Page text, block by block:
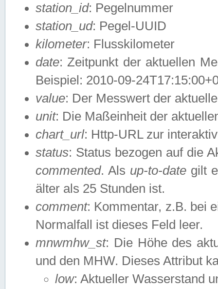
station_id: Pegelnummer
station_ud: Pegel-UUID
kilometer: Flusskilometer
date: Zeitpunkt der aktuellen
Beispiel: 2010-09-
value: Der Messwert der
unit: Die Maßeinheit der
chart_url: Http-URL zur
status: Status bezogen auf die
commented. Als up-to-date gilt
älter als 25 Stunden ist.
comment: Kommentar, z.B. bei
Normalfall ist dieses Feld leer.
mnwmhw_st: Die Höhe des
und den MHW. Dieses Attribut
low: Aktueller Wasserstand